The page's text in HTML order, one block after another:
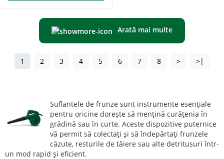
Arată mai multe
1 2 3 4 5 6 7 8 > >|
Suflantele de frunze sunt instrumente esențiale
pentru oricine dorește să mențină curățenia în
grădină sau în curte. Aceste dispozitive puternice
vă permit să colectați și să îndepărtați frunzele
căzute, resturile de tăiere sau alte detritusuri într-
un mod rapid și eficient.